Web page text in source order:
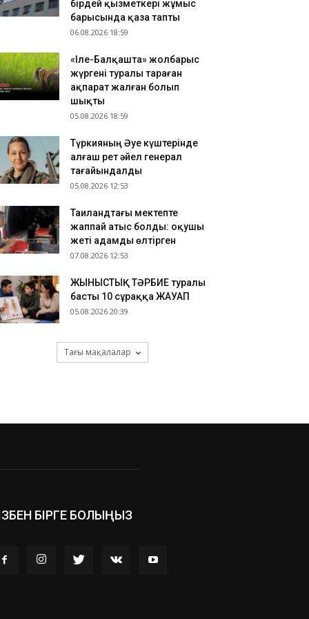
мектептерінің тәжірибесімен танысты
жеңіп алды
12:01
жекеменшік балабақша тәрбиешісінің
күш қолданғаны видеоға түсіп қалды
бірдей қызметкері жұмыс
барысында қаза тапты
06.08.2026 18:59
«Іле-Балқашта» жолбарыс
жүргені туралы тараған
ақпарат жалған болып
шықты
05.08.2026 18:59
Түркияның Әуе күштерінде
алғаш рет әйел генерал
тағайындалды
05.08.2026 12:53
Таиландтағы мектепте
жаппай атыс болды: оқушы
жеті адамды өлтірген
07.08.2026 12:53
ЖЫНЫСТЫҚ ТӘРБИЕ туралы
басты 10 сұраққа ЖАУАП
05.08.2026 20:39
Тағы мақалалар
БІРГЕ БОЛЫҢЫЗ